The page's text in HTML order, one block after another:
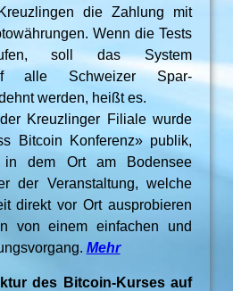
die Zahlung mit
Wenn die Tests
soll das System
alle Schweizer Spar-
werden, heißt es.
Kreuzlinger Filiale wurde
Bitcoin Konferenz» publik,
dem Ort am Bodensee
der Veranstaltung, welche
direkt vor Ort ausprobieren
von einem einfachen und
Mehr
des Bitcoin-Kurses auf